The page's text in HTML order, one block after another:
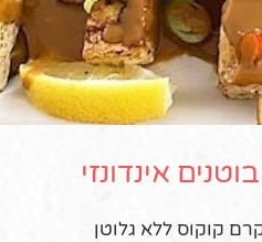
קוקוס ללא גלוטן